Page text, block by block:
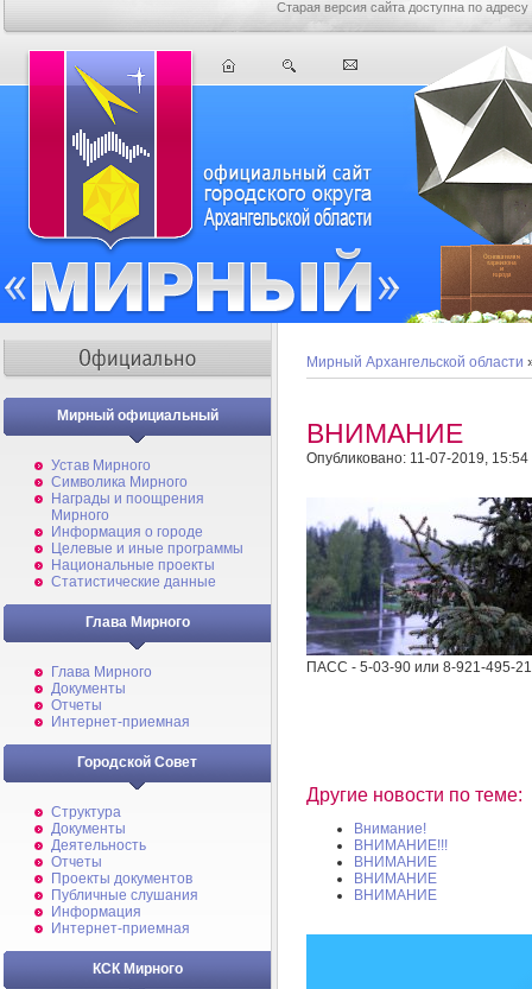
Старая версия сайта доступна по адресу
Мирный официальный
Устав Мирного
Символика Мирного
Награды и поощрения
Мирного
Информация о городе
Целевые и иные программы
Национальные проекты
Статистические данные
Глава Мирного
Глава Мирного
Документы
Отчеты
Интернет-приемная
Городской Совет
Структура
Документы
Деятельность
Отчеты
Проекты документов
Публичные слушания
Информация
Интернет-приемная
КСК Мирного
Мирный Архангельской области
ВНИМАНИЕ
Опубликовано: 11-07-2019, 15:54
ПАСС - 5-03-90 или 8-921-495-
Другие новости по теме:
Внимание!
ВНИМАНИЕ!!!
ВНИМАНИЕ
ВНИМАНИЕ
ВНИМАНИЕ